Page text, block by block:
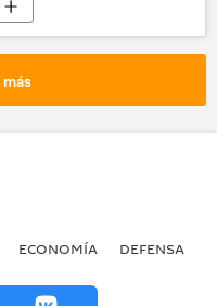
ECONOMÍA DEFENSA